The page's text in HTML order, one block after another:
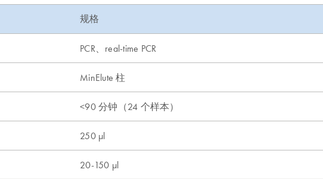
规格
PCR、real-time PCR
MinElute 柱
<90 分钟（24 个样本）
250 µl
20-150 µl